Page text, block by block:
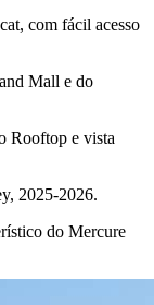
com fácil acesso
Mall e do
Rooftop e vista
2025-2026.
do Mercure